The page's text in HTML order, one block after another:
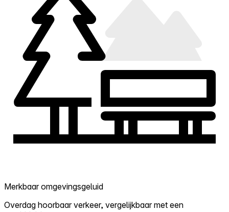
Merkbaar omgevingsgeluid
Overdag hoorbaar verkeer, vergelijkbaar met een